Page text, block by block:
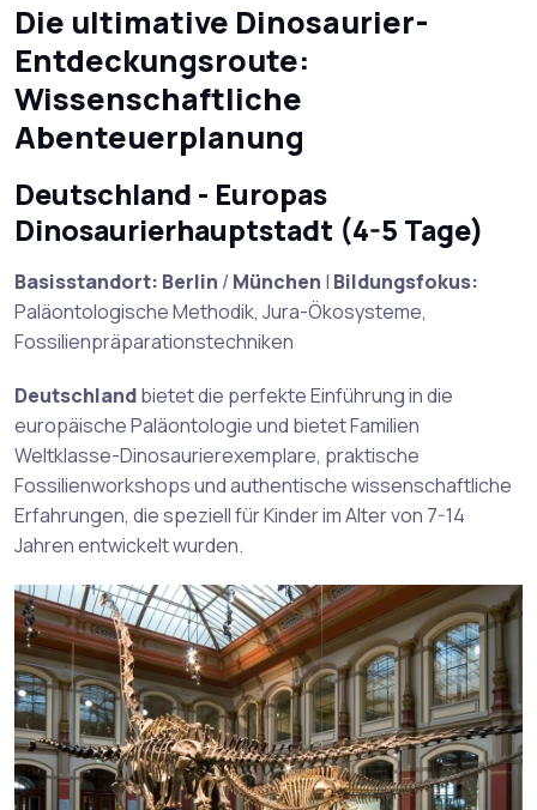
Die ultimative Dinosaurier-
Entdeckungsroute:
Wissenschaftliche
Abenteuerplanung
Deutschland - Europas
Dinosaurierhauptstadt (4-5 Tage)
Basisstandort: Berlin / München | Bildungsfokus:
Paläontologische Methodik, Jura-Ökosysteme,
Fossilienpräparationstechniken
Deutschlandbietet die perfekte Einführung in die
europäische Paläontologie und bietet Familien
Weltklasse-Dinosaurierexemplare, praktische
Fossilienworkshops und authentische wissenschaftliche
Erfahrungen, die speziell für Kinder im Alter von 7-14
Jahren entwickelt wurden.